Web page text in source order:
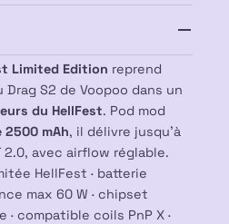
Limited Edition reprend
S2 de Voopoo dans un
du HellFest. Pod mod
mAh, il délivre jusqu’à
2.0, avec airflow réglable.
HellFest · batterie
max 60 W · chipset
· compatible coils PnP X ·